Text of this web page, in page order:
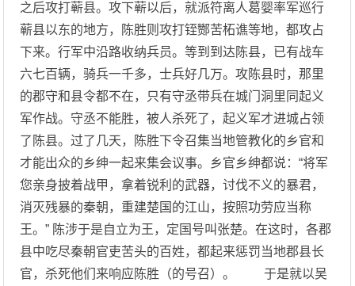
之后攻打蕲县。攻下蕲以后，就派符离人葛婴率军巡行
蕲县以东的地方，陈胜则攻打铚酂苦柘谯等地，都攻占
下来。行军中沿路收纳兵员。等到到达陈县，已有战车
六七百辆，骑兵一千多，士兵好几万。攻陈县时，那里
的郡守和县令都不在，只有守丞带兵在城门洞里同起义
军作战。守丞不能胜，被人杀死了，起义军才进城占领
了陈县。过了几天，陈胜下令召集当地管教化的乡官和
才能出众的乡绅一起来集会议事。乡官乡绅都说：“将军
您亲身披着战甲，拿着锐利的武器，讨伐不义的暴君，
消灭残暴的秦朝，重建楚国的江山，按照功劳应当称
王。” 陈涉于是自立为王，定国号叫张楚。在这时，各郡
县中吃尽秦朝官吏苦头的百姓，都起来惩罚当地郡县长
官，杀死他们来响应陈胜（的号召）。 于是就以吴